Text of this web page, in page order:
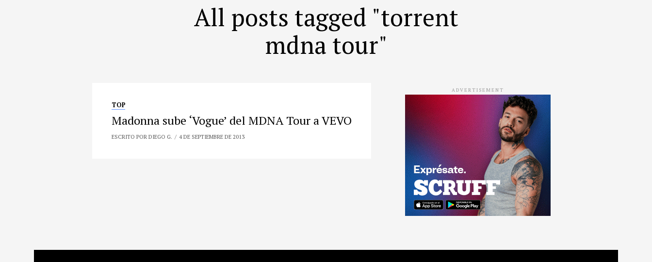
All posts tagged "torrent
mdna tour"
TOP
Madonna sube ‘Vogue’ del MDNA Tour a VEVO
ESCRITO POR DIEGO G. 4 DE SEPTIEMBRE DE 2013
ADVERTISEMENT